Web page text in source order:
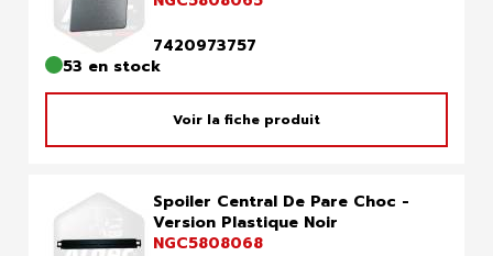
7420973757
53 en stock
Voir la fiche produit
Spoiler Central De Pare Choc -
Version Plastique Noir
NGC5808068